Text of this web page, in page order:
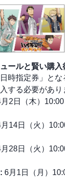
ールと賢い購入
時指定券」と
する必要があり
2日（木）10:00
14日（火）
28日（火）
6月1日（月）